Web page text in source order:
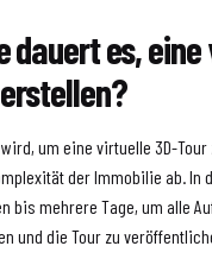
dauert es,
um eine virtuelle 3D-
der Immobilie ab. In
bis mehrere Tage, um alle
und die Tour zu